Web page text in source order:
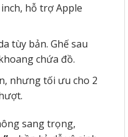
hỗ trợ Apple
tùy bản. Ghế sau
chứa đồ.
nhưng tối ưu cho 2
sang trọng,